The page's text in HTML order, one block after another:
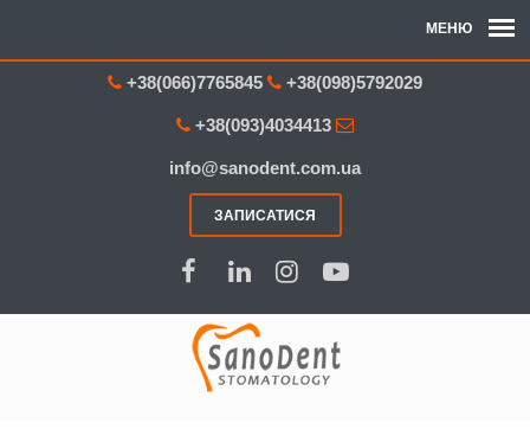
+38(066)7765845 +38(098)5792029
+38(093)4034413
info@sanodent.com.ua
ЗАПИСАТИСЯ